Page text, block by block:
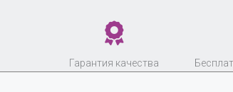
Гарантия качества